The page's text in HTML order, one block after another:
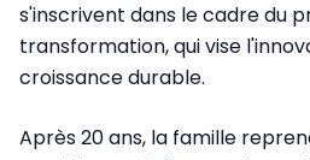
s'inscrivent dans le cadre du
transformation, qui vise
croissance durable.
Après 20 ans, la famille